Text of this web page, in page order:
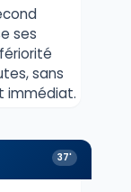
ses
sans
immédiat.
37'